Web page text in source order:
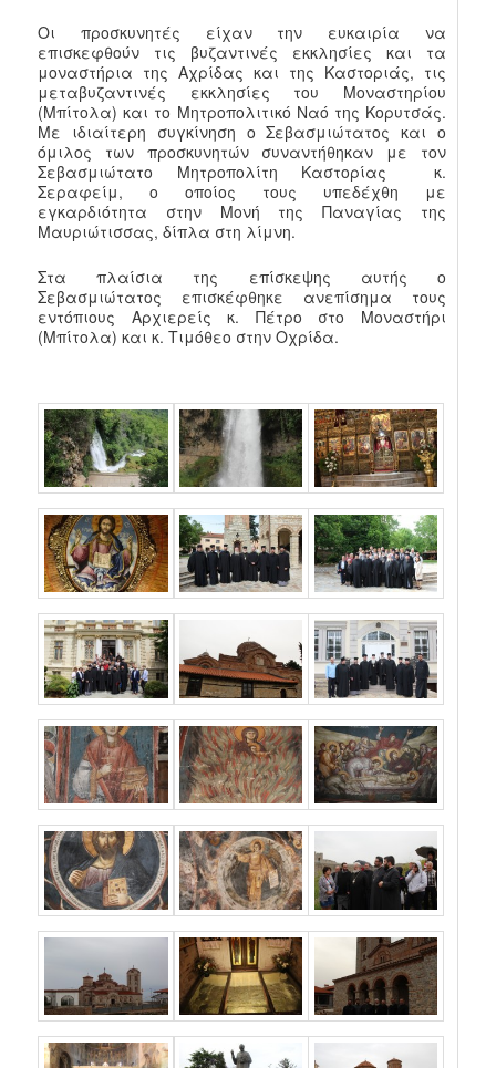
Οι προσκυνητές είχαν την ευκαιρία να
επισκεφθούν τις βυζαντινές εκκλησίες και τα
μοναστήρια της Αχρίδας και της Καστοριάς, τις
μεταβυζαντινές εκκλησίες του Μοναστηρίου
(Μπίτολα) και το Μητροπολιτικό Ναό της Κορυτσάς.
Με ιδιαίτερη συγκίνηση ο Σεβασμιώτατος και ο
όμιλος των προσκυνητών συναντήθηκαν με τον
Σεβασμιώτατο Μητροπολίτη Καστορίας κ.
Σεραφείμ, ο οποίος τους υπεδέχθη με
εγκαρδιότητα στην Μονή της Παναγίας της
Μαυριώτισσας, δίπλα στη λίμνη.
Στα πλαίσια της επίσκεψης αυτής ο
Σεβασμιώτατος επισκέφθηκε ανεπίσημα τους
εντόπιους Αρχιερείς κ. Πέτρο στο Μοναστήρι
(Μπίτολα) και κ. Τιμόθεο στην Οχρίδα.